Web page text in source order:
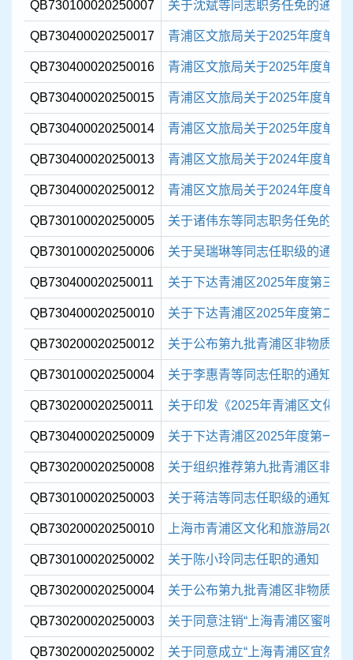
QB730100020250007 关于沈斌等同志职务任免的通知
QB730400020250017 青浦区文旅局关于2025年度单
QB730400020250016 青浦区文旅局关于2025年度单
QB730400020250015 青浦区文旅局关于2025年度单位
QB730400020250014 青浦区文旅局关于2025年度单位
QB730400020250013 青浦区文旅局关于2024年度单位
QB730400020250012 青浦区文旅局关于2024年度单位
QB730100020250005 关于诸伟东等同志职务任免的通
QB730100020250006 关于吴瑞琳等同志任职级的通知
QB730400020250011 关于下达青浦区2025年度第三批
QB730400020250010 关于下达青浦区2025年度第二批
QB730200020250012 关于公布第九批青浦区非物质文
QB730100020250004 关于李惠青等同志任职的通知
QB730200020250011 关于印发《2025年青浦区文化和
QB730400020250009 关于下达青浦区2025年度第一批
QB730200020250008 关于组织推荐第九批青浦区非物
QB730100020250003 关于蒋洁等同志任职级的通知
QB730200020250010 上海市青浦区文化和旅游局
QB730100020250002 关于陈小玲同志任职的通知
QB730200020250004 关于公布第九批青浦区非物质文
QB730200020250003 关于同意注销“上海青浦区蜜啦奇
QB730200020250002 关于同意成立“上海青浦区宜然序